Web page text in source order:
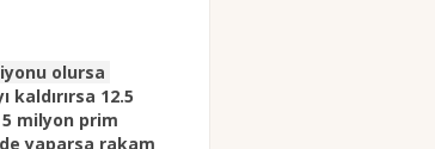
olursa
kaldırırsa 12.5
milyon prim
yaparsa rakam